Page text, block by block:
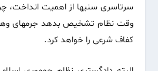
سرتاسری سنی‏ها از اهمیت انداخت،
وقت نظام تشخیص بدهد جرم‏های
کفاف شرعی را خواهد کرد.